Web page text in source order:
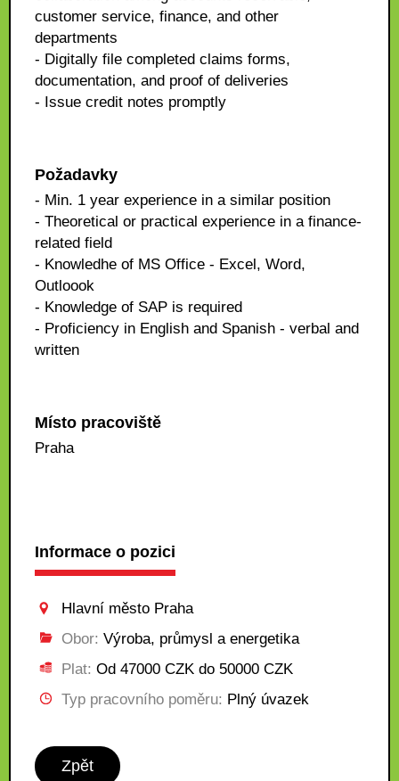
customer service, finance, and other
departments
- Digitally file completed claims forms,
documentation, and proof of deliveries
- Issue credit notes promptly
Požadavky
- Min. 1 year experience in a similar position
- Theoretical or practical experience in a finance-
related field
- Knowledhe of MS Office - Excel, Word,
Outloook
- Knowledge of SAP is required
- Proficiency in English and Spanish - verbal and
written
Místo pracoviště
Praha
Informace o pozici
Hlavní město Praha
Obor: Výroba, průmysl a energetika
Plat: Od 47000 CZK do 50000 CZK
Typ pracovního poměru: Plný úvazek
Zpět